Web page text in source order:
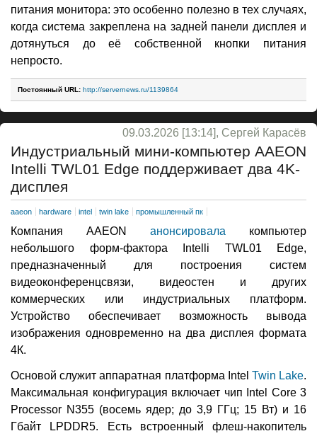
питания монитора: это особенно полезно в тех случаях,
когда система закреплена на задней панели дисплея и
дотянуться до её собственной кнопки питания
непросто.
Постоянный URL: http://servernews.ru/1139864
09.03.2026 [13:14], Сергей Карасёв
Индустриальный мини-компьютер AAEON
Intelli TWL01 Edge поддерживает два 4K-
дисплея
aaeon hardware intel twin lake промышленный пк
Компания AAEON анонсировала компьютер
небольшого форм-фактора Intelli TWL01 Edge,
предназначенный для построения систем
видеоконференцсвязи, видеостен и других
коммерческих или индустриальных платформ.
Устройство обеспечивает возможность вывода
изображения одновременно на два дисплея формата
4К.
Основой служит аппаратная платформа Intel Twin Lake.
Максимальная конфигурация включает чип Intel Core 3
Processor N355 (восемь ядер; до 3,9 ГГц; 15 Вт) и 16
Гбайт LPDDR5. Есть встроенный флеш-накопитель